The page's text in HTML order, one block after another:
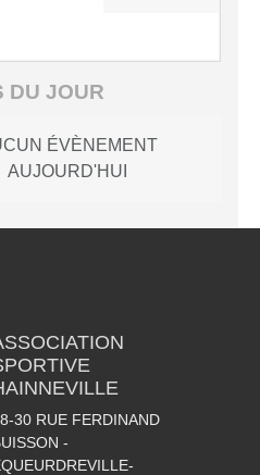
DU JOUR
ÉVÈNEMENT
AUJOURD'HUI
30 RUE FERDINAND
-